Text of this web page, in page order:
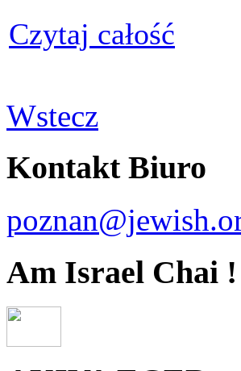
Czytaj całość
Wstecz
Kontakt Biuro
Am Israel Chai !